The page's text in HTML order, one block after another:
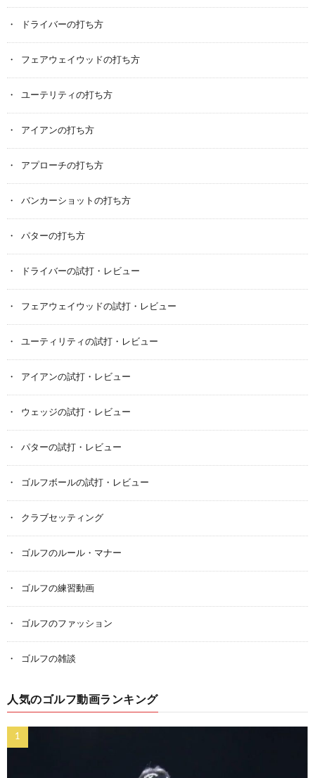
ドライバーの打ち方
フェアウェイウッドの打ち方
ユーテリティの打ち方
アイアンの打ち方
アプローチの打ち方
バンカーショットの打ち方
パターの打ち方
ドライバーの試打・レビュー
フェアウェイウッドの試打・レビュー
ユーティリティの試打・レビュー
アイアンの試打・レビュー
ウェッジの試打・レビュー
パターの試打・レビュー
ゴルフボールの試打・レビュー
クラブセッティング
ゴルフのルール・マナー
ゴルフの練習動画
ゴルフのファッション
ゴルフの雑談
人気のゴルフ動画ランキング